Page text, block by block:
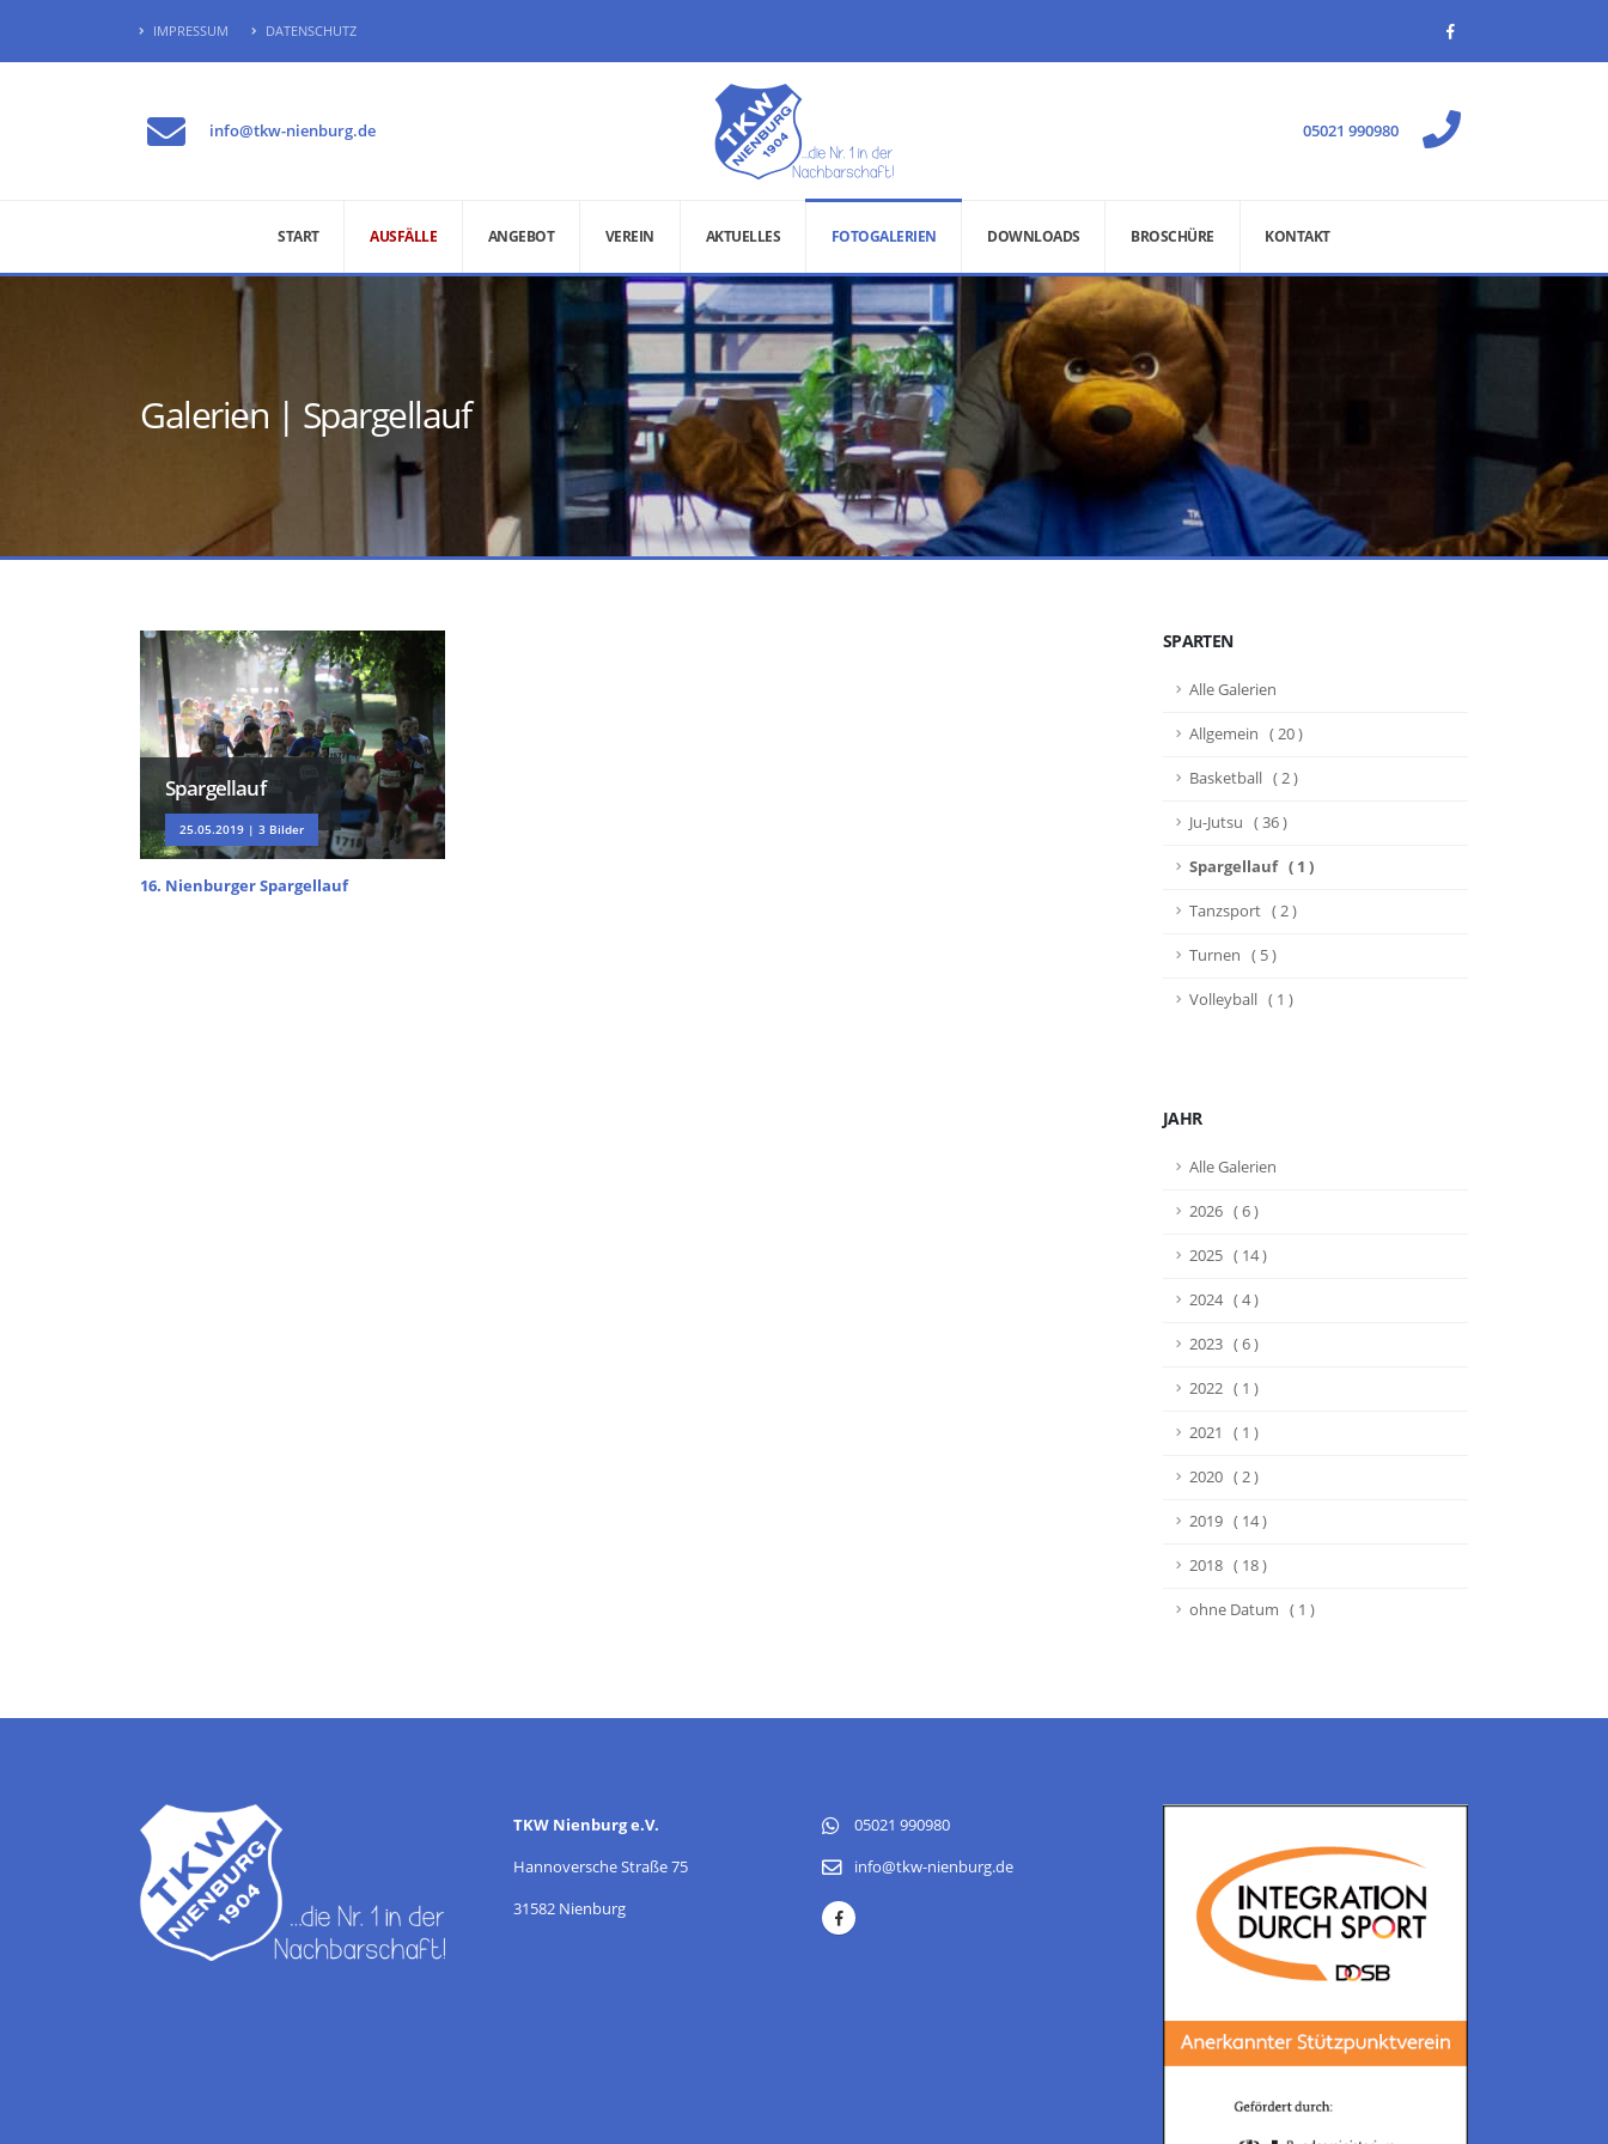
IMPRESSUM DATENSCHUTZ
info@tkw-nienburg.de 05021 990980
START AUSFÄLLE ANGEBOT VEREIN AKTUELLES FOTOGALERIEN DOWNLOADS BROSCHÜRE KONTAKT
Galerien | Spargellauf
SPARTEN
Alle Galerien
Allgemein ( 20 )
Basketball ( 2 )
Ju-Jutsu ( 36 )
Spargellauf ( 1 )
Tanzsport ( 2 )
Turnen ( 5 )
Volleyball ( 1 )
JAHR
Alle Galerien
2026 ( 6 )
2025 ( 14 )
2024 ( 4 )
2023 ( 6 )
2022 ( 1 )
2021 ( 1 )
2020 ( 2 )
2019 ( 14 )
2018 ( 18 )
ohne Datum ( 1 )
Spargellauf
25.05.2019 | 3 Bilder
16. Nienburger Spargellauf
TKW Nienburg e.V.
Hannoversche Straße 75
31582 Nienburg
05021 990980
info@tkw-nienburg.de